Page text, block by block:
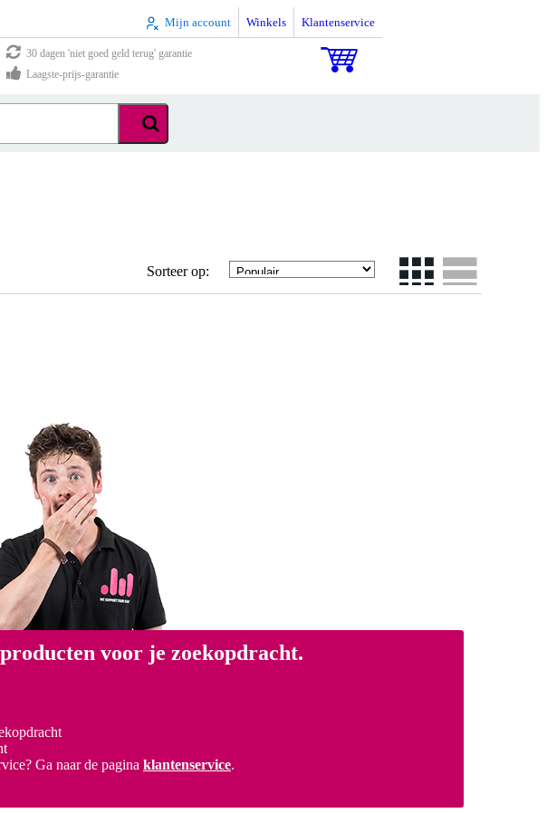
Mijn account Winkels Klantenservice
30 dagen 'niet goed geld terug' garantie
Laagste-prijs-garantie
Sorteer op:
voor je zoekopdracht.
Ga naar de pagina klantenservice.